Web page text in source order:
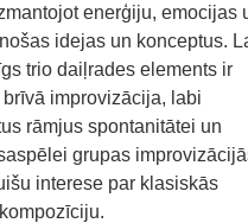
enerģiju, emocijas
idejas un konceptus.
trio daiļrades elements ir
brīvā improvizācija, labi
rāmjus spontanitātei un
grupas
interese par klasiskās